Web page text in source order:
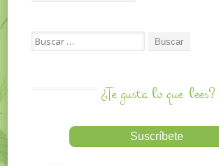
Search for:
¿Te gusta lo que lees?